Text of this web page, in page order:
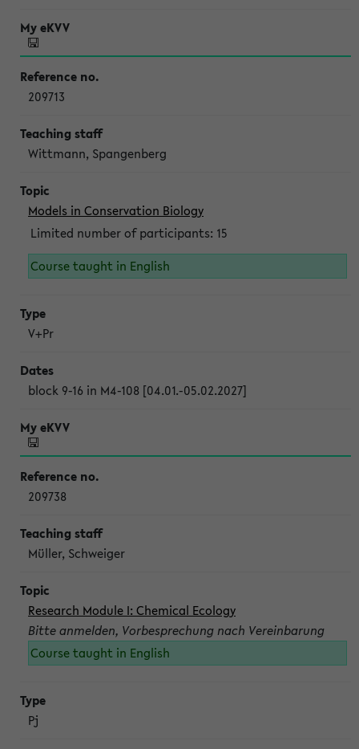
209713
Wittmann, Spangenberg
Models in Conservation Biology
Limited number of participants: 15
Course taught in English
V+Pr
block 9-16 in M4-108 [04.01.-05.02.2027]
209738
Müller, Schweiger
Research Module I: Chemical Ecology
Bitte anmelden, Vorbesprechung nach Vereinbarung
Course taught in English
Pj